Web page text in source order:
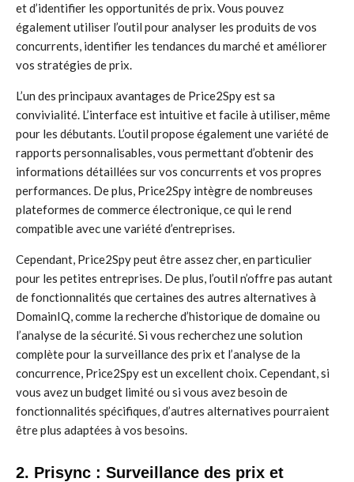
et d’identifier les opportunités de prix. Vous pouvez
également utiliser l’outil pour analyser les produits de vos
concurrents, identifier les tendances du marché et améliorer
vos stratégies de prix.
L’un des principaux avantages de Price2Spy est sa
convivialité. L’interface est intuitive et facile à utiliser, même
pour les débutants. L’outil propose également une variété de
rapports personnalisables, vous permettant d’obtenir des
informations détaillées sur vos concurrents et vos propres
performances. De plus, Price2Spy intègre de nombreuses
plateformes de commerce électronique, ce qui le rend
compatible avec une variété d’entreprises.
Cependant, Price2Spy peut être assez cher, en particulier
pour les petites entreprises. De plus, l’outil n’offre pas autant
de fonctionnalités que certaines des autres alternatives à
DomainIQ, comme la recherche d’historique de domaine ou
l’analyse de la sécurité. Si vous recherchez une solution
complète pour la surveillance des prix et l’analyse de la
concurrence, Price2Spy est un excellent choix. Cependant, si
vous avez un budget limité ou si vous avez besoin de
fonctionnalités spécifiques, d’autres alternatives pourraient
être plus adaptées à vos besoins.
2. Prisync : Surveillance des prix et